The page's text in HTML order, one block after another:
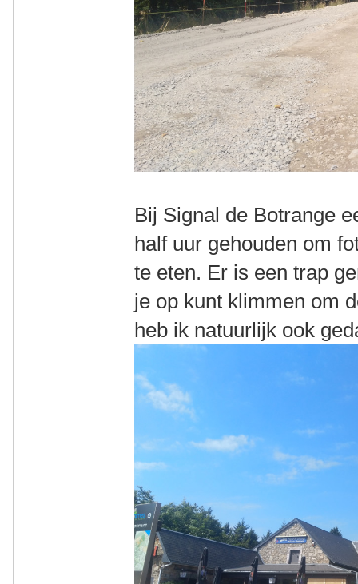
Bij Signal de Botrange
half uur gehouden om
te eten. Er is een trap
je op kunt klimmen om
heb ik natuurlijk ook